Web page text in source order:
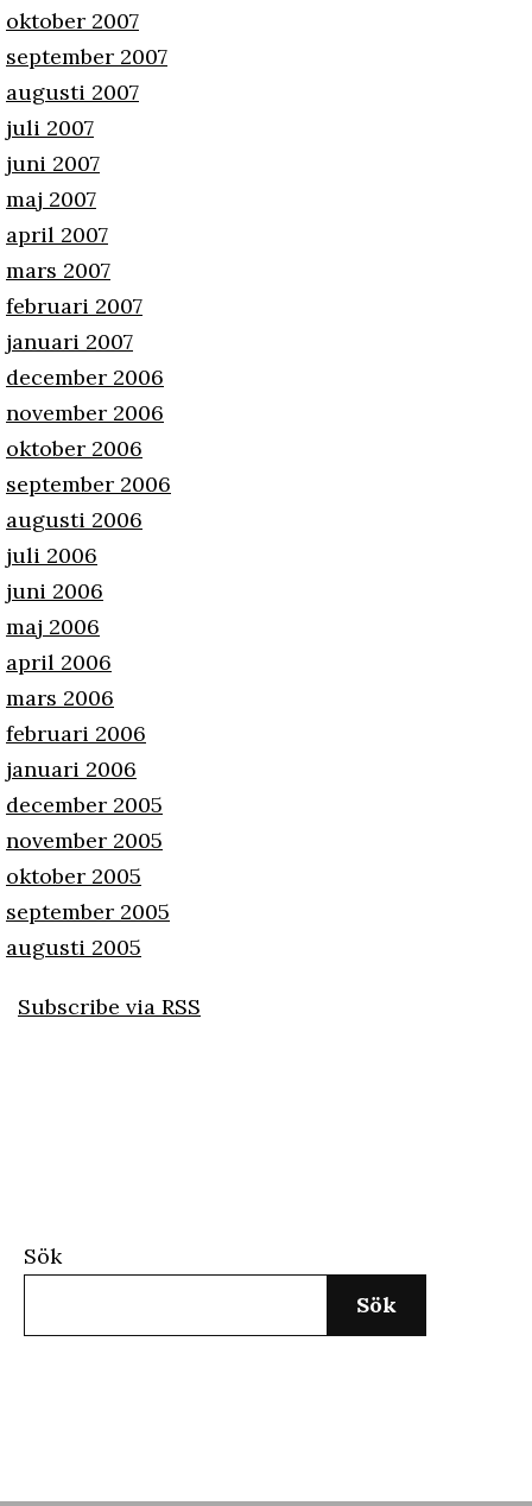
oktober 2007
september 2007
augusti 2007
juli 2007
juni 2007
maj 2007
april 2007
mars 2007
februari 2007
januari 2007
december 2006
november 2006
oktober 2006
september 2006
augusti 2006
juli 2006
juni 2006
maj 2006
april 2006
mars 2006
februari 2006
januari 2006
december 2005
november 2005
oktober 2005
september 2005
augusti 2005
Subscribe via RSS
Sök
Sök